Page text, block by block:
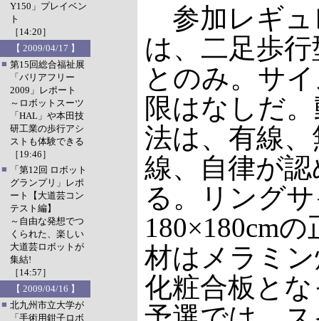
Y150」プレイベン
ト
［14:20］
【 2009/04/17 】
■ 第15回総合福祉展
「バリアフリー
2009」レポート
～ロボットスーツ
「HAL」や本田技
研工業の歩行アシ
ストも体験できる
［19:46］
■
「第12回 ロボット
グランプリ」レポ
ート【大道芸コン
テスト編】
～自由な発想でつ
くられた、楽しい
大道芸ロボットが
集結!
［14:57］
【 2009/04/16 】
■ 北九州市立大学が
「手術用鉗子ロボ
参加レギュ
は、二足歩
とのみ。サ
限はなしだ
法は、有線
線、自律が
る。リング
180×180cm
材はメラミ
化粧合板と